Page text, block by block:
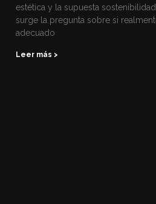
estética y la supuesta
surge la pregunta sobre si
adecuado
Leer más >